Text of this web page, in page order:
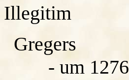
Illegitim
Gregers
- um 1276